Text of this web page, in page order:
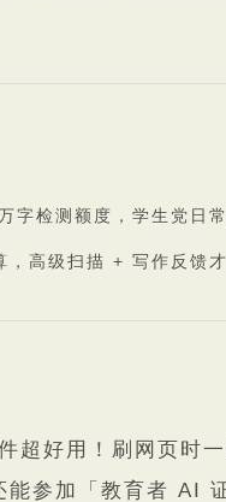
字检测额度，学生党日
，高级扫描 + 写作反馈
超好用！刷网页时
能参加「教育者 AI